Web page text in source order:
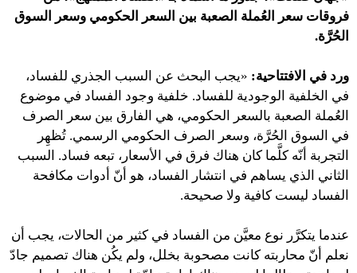
فروقات سعر العُملة الصعبة بين السعر الحكومي وسعر السوق
الحُرَّة.
ورد في الافتتاحية: «يجب البحث عن السبب الجذري للفساد،
في الخلفية الوجودية للفساد. خلفية وجود الفساد في موضوع
العُملة الصعبة بالسعر الحكومي، هي الفارق بين سعر الصرف
في السوق الحُرَّة، وسعر الصرف الحكومي الرسمي. تُظهِر
التجربة أنّه كلَّما كان هناك فرق في الأسعار، تبعه فساد. السبب
الثاني الذي يساهم في انتشار الفساد، هو أنّ أدوات مكافحة
الفساد ليست كافية ولا صحيحة.
عندما يتكرَّر نوع معيَّن من الفساد في كثير من الحالات، يجب أن
نعلم أنّ محاربته كانت مصحوبة بخلل، ولم يكُن هناك تصميم جادّ